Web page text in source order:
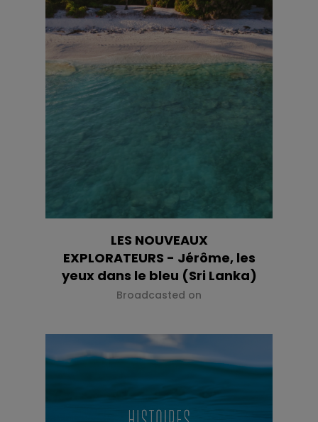
LES NOUVEAUX
EXPLORATEURS - Jérôme, les
yeux dans le bleu (Sri Lanka)
Broadcasted on